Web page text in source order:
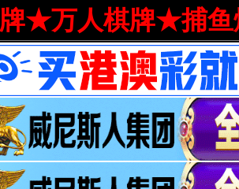
牌★万人棋牌★捕鱼